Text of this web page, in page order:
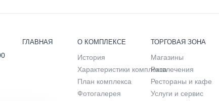
ГЛАВНАЯ О КОМПЛЕКСЕ
История
Характеристики комплекса
План комплекса
Фотогалерея
ТОРГОВАЯ ЗОНА
Магазины
Развлечения
Рестораны и кафе
Услуги и сервис